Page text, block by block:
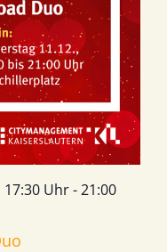
17:30 Uhr-21:00